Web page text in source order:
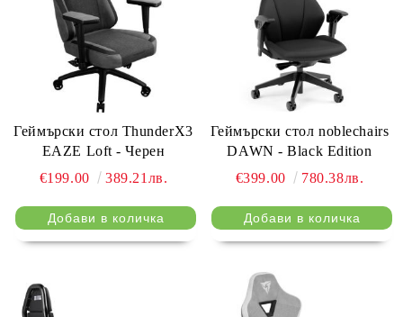
Геймърски стол ThunderX3
EAZE Loft - Черен
€199.00
389.21лв.
Геймърски стол noblechairs
DAWN - Black Edition
€399.00
780.38лв.